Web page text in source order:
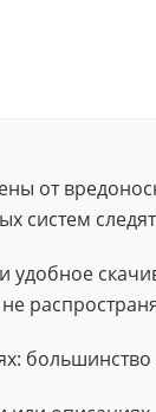
от
систем
удобное